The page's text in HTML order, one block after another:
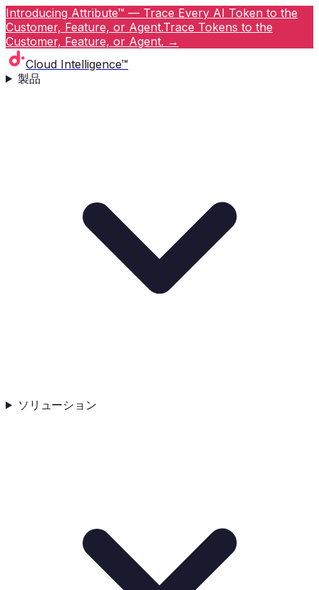
Introducing Attribute™ — Trace Every AI Token to the
Customer, Feature, or Agent.Trace Tokens to the
Customer, Feature, or Agent. →
Cloud Intelligence™
製品
ソリューション